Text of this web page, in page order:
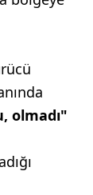
olmadı"